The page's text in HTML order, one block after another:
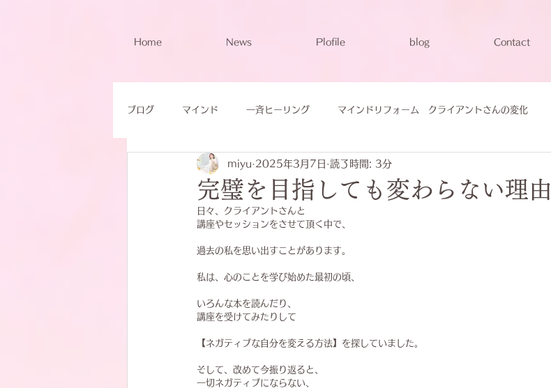
Home News Plofile blog Contact
ブログ マインド 一斉ヒーリング マインドリフォーム クライアントさんの変化
完璧を目指しても変わらない理由
miyu 2025年3月7日 読了時間: 3分
日々、クライアントさんと
講座やセッションをさせて頂く中で、
過去の私を思い出すことがあります。
私は、心のことを学び始めた最初の頃、
いろんな本を読んだり、
講座を受けてみたりして
【ネガティブな自分を変える方法】を探していました。
そして、改めて今振り返ると、
一切ネガティブにならない、